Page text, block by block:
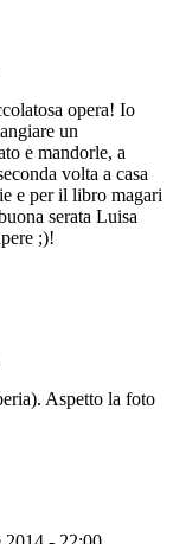
opera! Io
un
e mandorle, a
volta a casa
e per il libro magari
serata Luisa
;)!
Aspetto la foto